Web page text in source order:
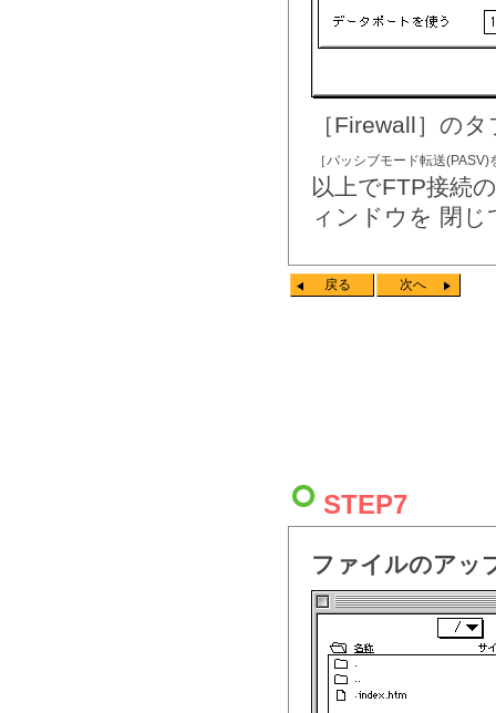
［Firewall］の
［パッシブモード転送
以上でFTP接続
ィンドウを 閉
戻る 次へ
STEP7
ファイルのアッ